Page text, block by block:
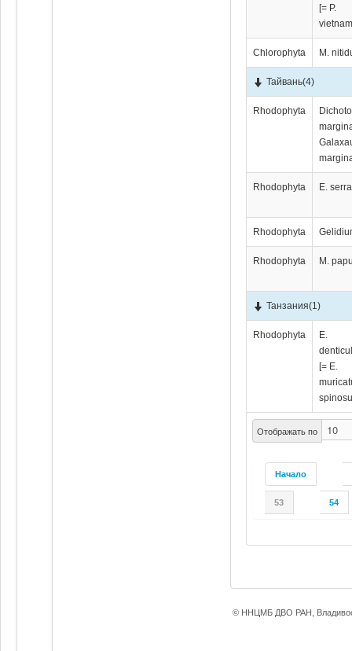
Отображать по
Начало
53 54
[= P.
Chlorophyta M.
Тайвань(4)
Rhodophyta
Rhodophyta E. serra
Rhodophyta
Rhodophyta M.
Танзания(1)
Rhodophyta
E.
[= E.
© ННЦМБ ДВО РАН,